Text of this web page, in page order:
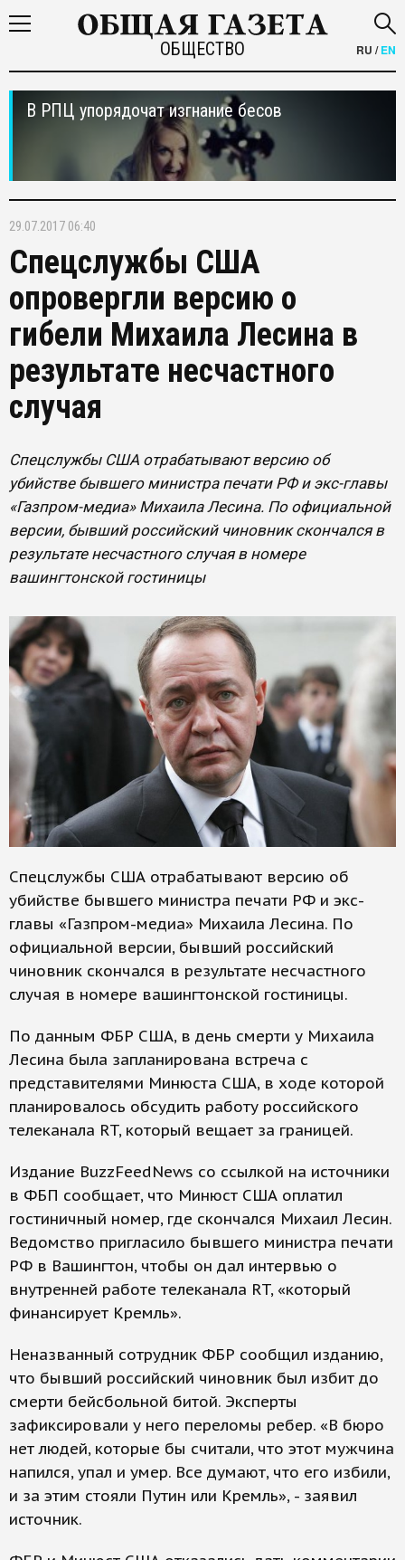
ОБЩЕСТВО RU /EN
В РПЦ упорядочат изгнание бесов
29.07.2017 06:40
Спецслужбы США
опровергли версию о
гибели Михаила Лесина в
результате несчастного
случая
Спецслужбы США отрабатывают версию об
убийстве бывшего министра печати РФ и экс-главы
«Газпром-медиа» Михаила Лесина. По официальной
версии, бывший российский чиновник скончался в
результате несчастного случая в номере
вашингтонской гостиницы
Спецслужбы США отрабатывают версию об
убийстве бывшего министра печати РФ и экс-
главы «Газпром-медиа» Михаила Лесина. По
официальной версии, бывший российский
чиновник скончался в результате несчастного
случая в номере вашингтонской гостиницы.
По данным ФБР США, в день смерти у Михаила
Лесина была запланирована встреча с
представителями Минюста США, в ходе которой
планировалось обсудить работу российского
телеканала RT, который вещает за границей.
Издание BuzzFeedNews со ссылкой на источники
в ФБП сообщает, что Минюст США оплатил
гостиничный номер, где скончался Михаил Лесин.
Ведомство пригласило бывшего министра печати
РФ в Вашингтон, чтобы он дал интервью о
внутренней работе телеканала RT, «который
финансирует Кремль».
Неназванный сотрудник ФБР сообщил изданию,
что бывший российский чиновник был избит до
смерти бейсбольной битой. Эксперты
зафиксировали у него переломы ребер. «В бюро
нет людей, которые бы считали, что этот мужчина
напился, упал и умер. Все думают, что его избили,
и за этим стояли Путин или Кремль», - заявил
источник.